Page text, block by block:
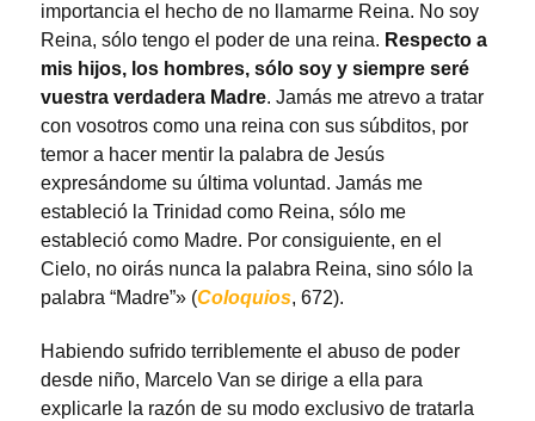
importancia el hecho de no llamarme Reina. No soy
Reina, sólo tengo el poder de una reina. Respecto a
mis hijos, los hombres, sólo soy y siempre seré
vuestra verdadera Madre. Jamás me atrevo a tratar
con vosotros como una reina con sus súbditos, por
temor a hacer mentir la palabra de Jesús
expresándome su última voluntad. Jamás me
estableció la Trinidad como Reina, sólo me
estableció como Madre. Por consiguiente, en el
Cielo, no oirás nunca la palabra Reina, sino sólo la
palabra “Madre”» (Coloquios, 672).
Habiendo sufrido terriblemente el abuso de poder
desde niño, Marcelo Van se dirige a ella para
explicarle la razón de su modo exclusivo de tratarla